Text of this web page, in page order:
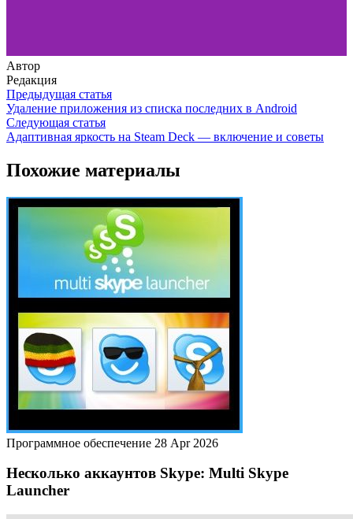
Автор
Редакция
Предыдущая статья
Удаление приложения из списка последних в Android
Следующая статья
Адаптивная яркость на Steam Deck — включение и советы
Похожие материалы
Программное обеспечение 28 Apr 2026
Несколько аккаунтов Skype: Multi Skype
Launcher